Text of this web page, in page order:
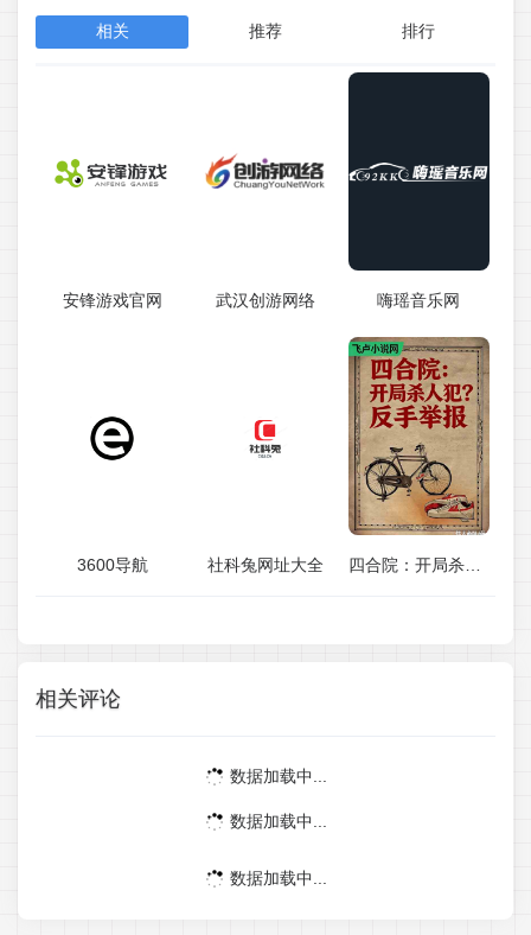
相关 推荐 排行
安锋游戏官网 武汉创游网络 嗨瑶音乐网
3600导航 社科兔网址大全 四合院：开局杀人犯？反手举报(完结)
相关评论
数据加载中...
数据加载中...
数据加载中...